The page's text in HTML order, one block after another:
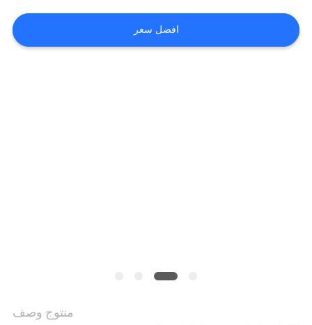
خريطة
افضل سعر
منتوج وصف